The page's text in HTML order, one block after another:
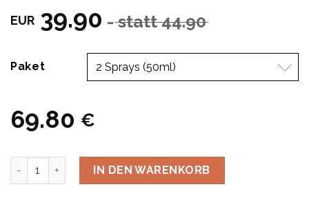
EUR 39.90 - statt 44.90
Paket
69.80 €
IN DEN WARENKORB